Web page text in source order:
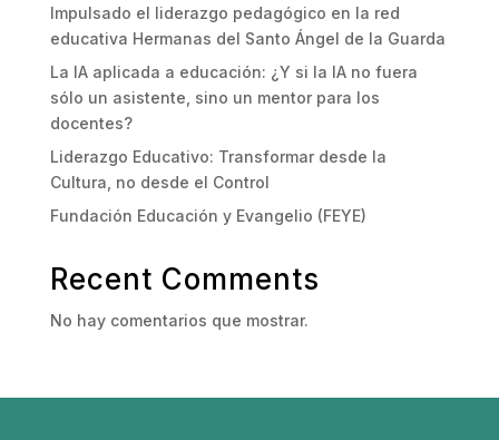
Impulsado el liderazgo pedagógico en la red
educativa Hermanas del Santo Ángel de la Guarda
La IA aplicada a educación: ¿Y si la IA no fuera
sólo un asistente, sino un mentor para los
docentes?
Liderazgo Educativo: Transformar desde la
Cultura, no desde el Control
Fundación Educación y Evangelio (FEYE)
Recent Comments
No hay comentarios que mostrar.